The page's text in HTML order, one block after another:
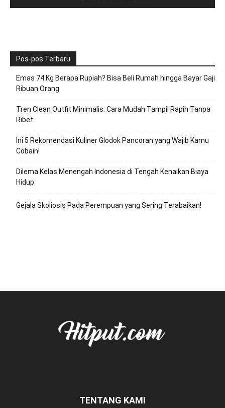
Pos-pos Terbaru
Emas 74 Kg Berapa Rupiah? Bisa Beli Rumah hingga Bayar Gaji
Ribuan Orang
Tren Clean Outfit Minimalis: Cara Mudah Tampil Rapih Tanpa
Ribet
Ini 5 Rekomendasi Kuliner Glodok Pancoran yang Wajib Kamu
Cobain!
Dilema Kelas Menengah Indonesia di Tengah Kenaikan Biaya
Hidup
Gejala Skoliosis Pada Perempuan yang Sering Terabaikan!
TENTANG KAMI